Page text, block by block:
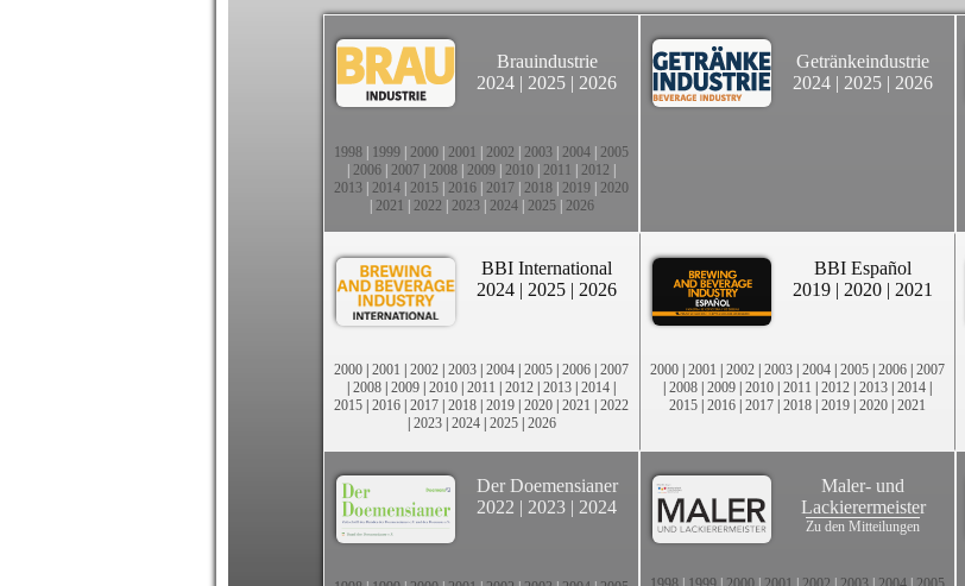
Brauindustrie
2024 | 2025 | 2026
1998 1999 2000 2001 2002 2003 2004 2005
2006 2007 2008 2009 2010 2011 2012
2013 2014 2015 2016 2017 2018 2019 2020
2021 2022 2023| 2024| 2025| 2026
Getränkeindustrie
2024 | 2025 | 2026
BBI International
2024 | 2025 | 2026
2000 | 2001 | 2002 | 2003 | 2004 | 2005 | 2006 | 2007
| 2008 | 2009 | 2010 | 2011 | 2012 | 2013 | 2014 |
2015 | 2016 | 2017 | 2018 | 2019 | 2020 | 2021 | 2022
| 2023| 2024| 2025| 2026
BBI Español
2019 | 2020 | 2021
2000 | 2001 | 2002 | 2003 | 2004 | 2005 | 2006 | 2007
| 2008 | 2009 | 2010 | 2011 | 2012 | 2013 | 2014 |
2015 | 2016 | 2017 | 2018 | 2019 | 2020 | 2021
Der Doemensianer
2022 | 2023 | 2024
Maler- und
Lackierermeister
Zu den Mitteilungen